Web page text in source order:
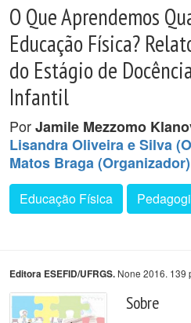
O Que Aprendemos
Educação Física?
do Estágio de
Infantil
PorJamile Mezzomo
Lisandra Oliveira e Silva
Matos Braga (Organizador)
Educação Física
Editora ESEFID/UFRGS. None 2016. 139
Sobre